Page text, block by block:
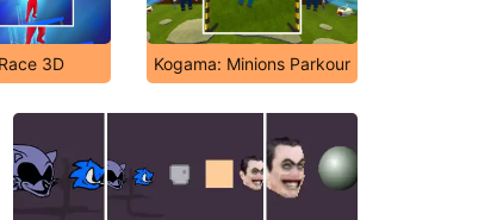
3D Kogama: Minions Parkour